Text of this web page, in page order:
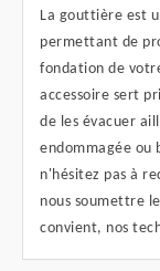
La gouttière est
permettant de
fondation de
accessoire sert
de les évacuer
endommagée ou
n'hésitez pas à
nous soumettre
convient, nos